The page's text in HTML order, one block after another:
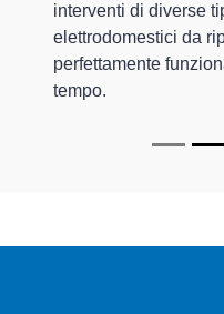
interventi di diverse
elettrodomestici da
perfettamente
tempo.